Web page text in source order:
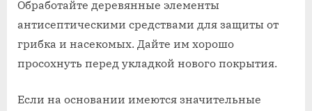
Обработайте деревянные элементы
антисептическими средствами для защиты от
грибка и насекомых. Дайте им хорошо
просохнуть перед укладкой нового покрытия.
Если на основании имеются значительные